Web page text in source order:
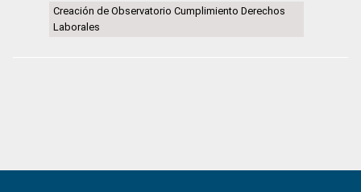
Creación de Observatorio Cumplimiento Derechos
Laborales